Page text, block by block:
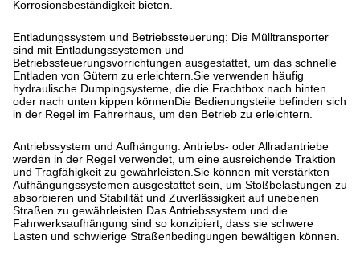
Korrosionsbeständigkeit bieten.
Entladungssystem und Betriebssteuerung: Die Mülltransporter
sind mit Entladungssystemen und
Betriebssteuerungsvorrichtungen ausgestattet, um das schnelle
Entladen von Gütern zu erleichtern.Sie verwenden häufig
hydraulische Dumpingsysteme, die die Frachtbox nach hinten
oder nach unten kippen könnenDie Bedienungsteile befinden sich
in der Regel im Fahrerhaus, um den Betrieb zu erleichtern.
Antriebssystem und Aufhängung: Antriebs- oder Allradantriebe
werden in der Regel verwendet, um eine ausreichende Traktion
und Tragfähigkeit zu gewährleisten.Sie können mit verstärkten
Aufhängungssystemen ausgestattet sein, um Stoßbelastungen zu
absorbieren und Stabilität und Zuverlässigkeit auf unebenen
Straßen zu gewährleisten.Das Antriebssystem und die
Fahrwerksaufhängung sind so konzipiert, dass sie schwere
Lasten und schwierige Straßenbedingungen bewältigen können.